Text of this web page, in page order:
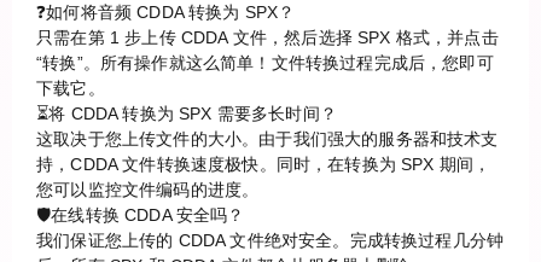
❓如何将音频 CDDA 转换为 SPX？
只需在第 1 步上传 CDDA 文件，然后选择 SPX 格式，并点击
“转换”。所有操作就这么简单！文件转换过程完成后，您即可
下载它。
⏳将 CDDA 转换为 SPX 需要多长时间？
这取决于您上传文件的大小。由于我们强大的服务器和技术支
持，CDDA 文件转换速度极快。同时，在转换为 SPX 期间，
您可以监控文件编码的进度。
🛡️在线转换 CDDA 安全吗？
我们保证您上传的 CDDA 文件绝对安全。完成转换过程几分钟